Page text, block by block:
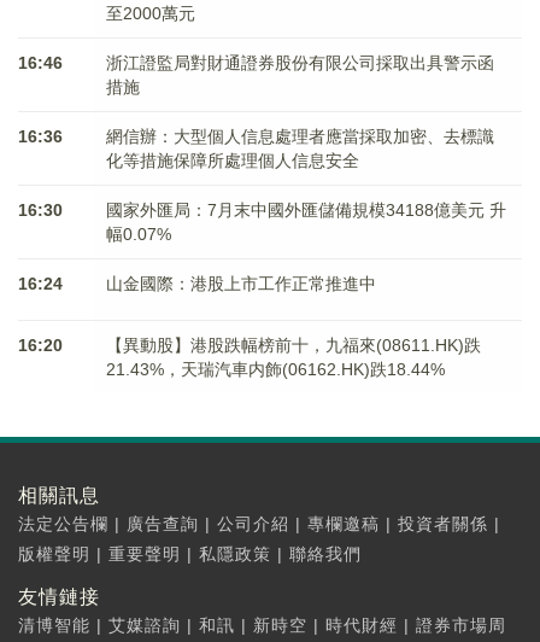
至2000萬元
16:46
浙江證監局對財通證券股份有限公司採取出具警示函
措施
16:36
網信辦：大型個人信息處理者應當採取加密、去標識
化等措施保障所處理個人信息安全
16:30
國家外匯局：7月末中國外匯儲備規模34188億美元 升
幅0.07%
16:24 山金國際：港股上市工作正常推進中
16:20
【異動股】港股跌幅榜前十，九福來(08611.HK)跌
21.43%，天瑞汽車内飾(06162.HK)跌18.44%
相關訊息
法定公告欄 | 廣告查詢 | 公司介紹 | 專欄邀稿 | 投資者關係 |
版權聲明 | 重要聲明 | 私隱政策 | 聯絡我們
友情鏈接
清博智能 | 艾媒諮詢 | 和訊 | 新時空 | 時代財經 | 證券市場周